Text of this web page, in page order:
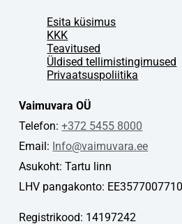
Esita küsimus
KKK
Teavitused
Üldised tellimistingimused
Privaatsuspoliitika
Vaimuvara OÜ
Telefon:+372 5455 8000
Email: Info@vaimuvara.ee
Asukoht: Tartu linn
LHV pangakonto:
Registrikood: 14197242